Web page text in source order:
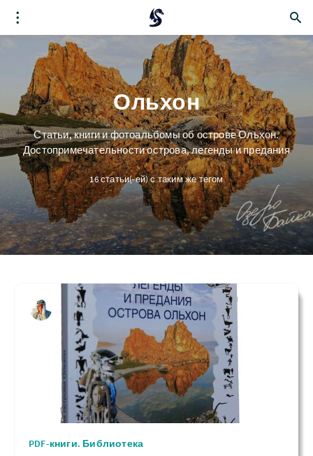
Ольхон
Статьи, книги и фотоальбомы об острове Ольхон.
Достопримечательности острова, легенды и предания
16 статьи(-ей) с таким же тегом
PDF-книги. Библиотека